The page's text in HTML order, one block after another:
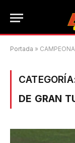
Portada »
DE GRAN